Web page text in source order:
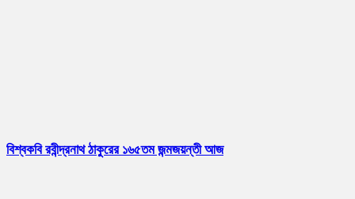
বিশ্বকবি রবীন্দ্রনাথ ঠাকুরের ১৬৫তম জন্মজয়ন্তী আজ